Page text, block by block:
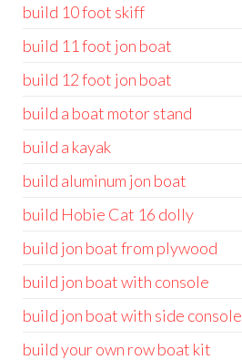
build 10 foot skiff
build 11 foot jon boat
build 12 foot jon boat
build a boat motor stand
build a kayak
build aluminum jon boat
build Hobie Cat 16 dolly
build jon boat from plywood
build jon boat with console
build jon boat with side console
build your own row boat kit